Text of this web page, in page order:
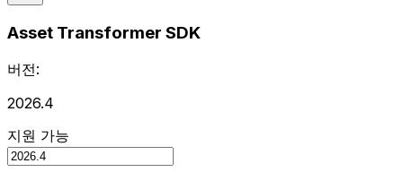
Asset Transformer SDK
버전:
2026.4
지원 가능